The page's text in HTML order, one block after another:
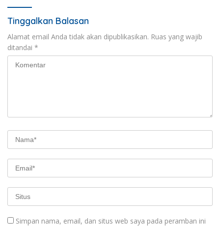
Tinggalkan Balasan
Alamat email Anda tidak akan dipublikasikan. Ruas yang wajib
ditandai *
Simpan nama, email, dan situs web saya pada peramban ini